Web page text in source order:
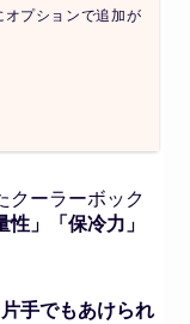
オプションで追加が
クーラーボック
性」「保冷力」
片手でもあけられ